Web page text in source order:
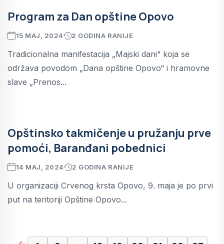
Program za Dan opštine Opovo
15 MAJ, 2024 2 GODINA RANIJE
Tradicionalna manifestacija „Majski dani“ koja se
održava povodom „Dana opštine Opovo“ i hramovne
slave „Prenos...
Opštinsko takmičenje u pružanju prve
pomoći, Baranđani pobednici
14 MAJ, 2024 2 GODINA RANIJE
U organizaciji Crvenog krsta Opovo, 9. maja je po prvi
put na teritoriji Opštine Opovo...